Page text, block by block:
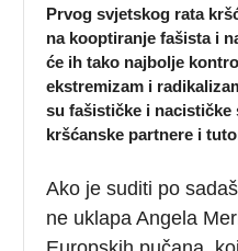
Prvog svjetskog rata
na kooptiranje fašista i
će ih tako najbolje
ekstremizam i
su fašističke i
kršćanske partnere i
Ako je suditi po
ne uklapa Angela